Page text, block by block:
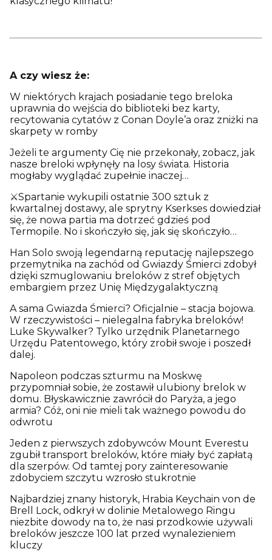
A czy wiesz że:
W niektórych krajach posiadanie tego breloka
uprawnia do wejścia do biblioteki bez karty,
recytowania cytatów z Conan Doyle’a oraz zniżki na
skarpety w romby
Jeżeli te argumenty Cię nie przekonały, zobacz, jak
nasze breloki wpłynęły na losy świata. Historia
mogłaby wyglądać zupełnie inaczej…
⚔️Spartanie wykupili ostatnie 300 sztuk z
kwartalnej dostawy, ale sprytny Kserkses dowiedział
się, że nowa partia ma dotrzeć gdzieś pod
Termopile. No i skończyło się, jak się skończyło…
Han Solo swoją legendarną reputację najlepszego
przemytnika na zachód od Gwiazdy Śmierci zdobył
dzięki szmuglowaniu breloków z stref objętych
embargiem przez Unię Międzygalaktyczną
A sama Gwiazda Śmierci? Oficjalnie – stacja bojowa.
W rzeczywistości – nielegalna fabryka breloków!
Luke Skywalker? Tylko urzędnik Planetarnego
Urzędu Patentowego, który zrobił swoje i poszedł
dalej.
Napoleon podczas szturmu na Moskwę
przypomniał sobie, że zostawił ulubiony brelok w
domu. Błyskawicznie zawrócił do Paryża, a jego
armia? Cóż, oni nie mieli tak ważnego powodu do
odwrotu
Jeden z pierwszych zdobywców Mount Everestu
zgubił transport breloków, które miały być zapłatą
dla szerpów. Od tamtej pory zainteresowanie
zdobyciem szczytu wzrosło stukrotnie
Najbardziej znany historyk, Hrabia Keychain von de
Brell Lock, odkrył w dolinie Metalowego Ringu
niezbite dowody na to, że nasi przodkowie używali
breloków jeszcze 100 lat przed wynalezieniem
kluczy